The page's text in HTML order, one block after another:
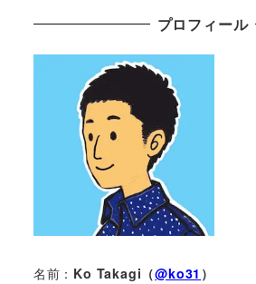
プロフィール
名前： Ko Takagi（@ko31 ）